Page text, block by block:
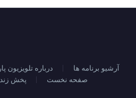
درباره تلویزیون
آرشیو برنامه ها
پخش
صفحه نخست